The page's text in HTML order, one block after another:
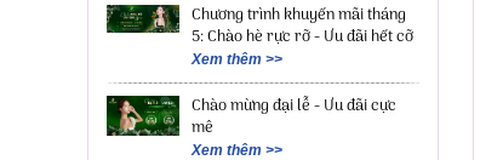
Chương trình khuyến mãi tháng
5: Chào hè rực rỡ - Ưu đãi hết cỡ
Xem thêm >>
Chào mừng đại lễ - Ưu đãi cực
mê
Xem thêm >>